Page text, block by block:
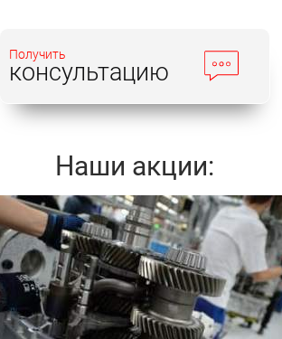
Получить
консультацию
Наши акции:
Записаться